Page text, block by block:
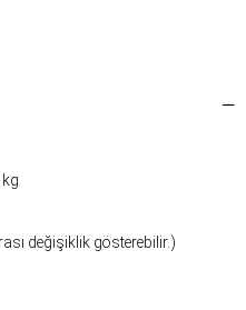
değişiklik gösterebilir.)